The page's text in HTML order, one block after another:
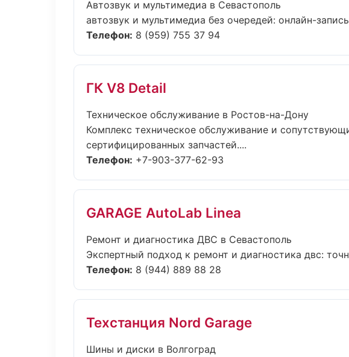
Автозвук и мультимедиа в Севастополь
автозвук и мультимедиа без очередей: онлайн-
Телефон: 8 (959) 755 37 94
ГК V8 Detail
Техническое обслуживание в Ростов-на-Дону
Комплекс техническое обслуживание и
сертифицированных запчастей....
Телефон: +7-903-377-62-93
GARAGE AutoLab Linea
Ремонт и диагностика ДВС в Севастополь
Экспертный подход к ремонт и диагностика двс:
Телефон: 8 (944) 889 88 28
Техстанция Nord Garage
Шины и диски в Волгоград